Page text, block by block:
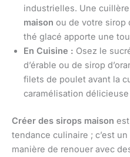
industrielles. Une
maison ou de votre sirop
thé glacé apporte une
En Cuisine : Osez le
d’érable ou de sirop
filets de poulet avant la
caramélisation délicieuse
Créer des sirops maison
tendance culinaire ; c’est
manière de renouer avec